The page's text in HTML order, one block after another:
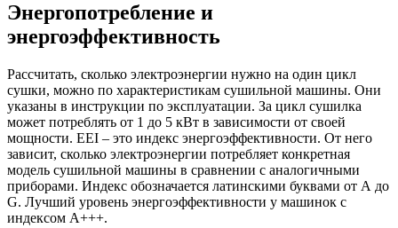
Энергопотребление и
энергоэффективность
Рассчитать, сколько электроэнергии нужно на один цикл
сушки, можно по характеристикам сушильной машины. Они
указаны в инструкции по эксплуатации. За цикл сушилка
может потреблять от 1 до 5 кВт в зависимости от своей
мощности. EEI – это индекс энергоэффективности. От него
зависит, сколько электроэнергии потребляет конкретная
модель сушильной машины в сравнении с аналогичными
приборами. Индекс обозначается латинскими буквами от А до
G. Лучший уровень энергоэффективности у машинок с
индексом А+++.